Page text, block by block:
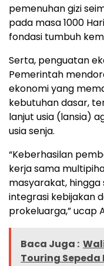
pemenuhan gizi
pada masa 1000
fondasi tumbuh
Serta, penguatan
Pemerintah
ekonomi yang
kebutuhan dasar,
lanjut usia (lansia)
usia senja.
“Keberhasilan
kerja sama
masyarakat,
integrasi kebijakan
prokeluarga,” ucap
Baca Juga :
Touring Sepeda